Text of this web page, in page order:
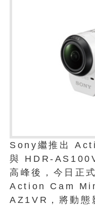
Sony繼推出
與 HDR-
高峰後，今日正
Action Cam
AZ1VR，將動態